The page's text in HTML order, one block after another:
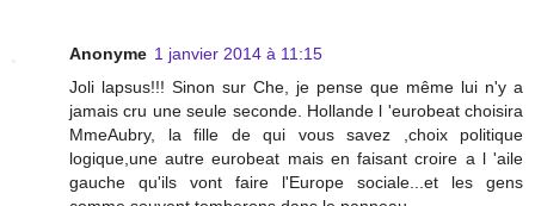
Anonyme 1 janvier 2014 à 11:15
Joli lapsus!!! Sinon sur Che, je pense que même lui n'y a
jamais cru une seule seconde. Hollande l 'eurobeat choisira
MmeAubry, la fille de qui vous savez ,choix politique
logique,une autre eurobeat mais en faisant croire a l 'aile
gauche qu'ils vont faire l'Europe sociale...et les gens